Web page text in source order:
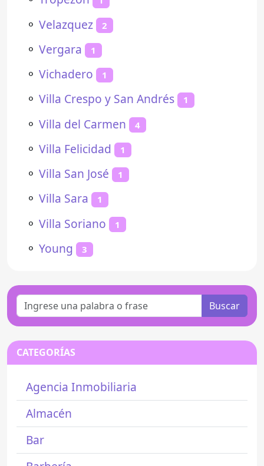
⚬ Velazquez 2
⚬ Vergara 1
⚬ Vichadero 1
⚬ Villa Crespo y San Andrés 1
⚬ Villa del Carmen 4
⚬ Villa Felicidad 1
⚬ Villa San José 1
⚬ Villa Sara 1
⚬ Villa Soriano 1
⚬ Young 3
Buscar
CATEGORÍAS
Agencia Inmobiliaria
Almacén
Bar